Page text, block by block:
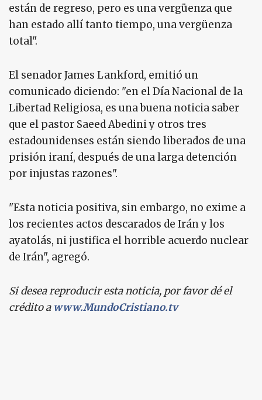
están de regreso, pero es una vergüenza que
han estado allí tanto tiempo, una vergüenza
total".
El senador James Lankford, emitió un
comunicado diciendo: "en el Día Nacional de la
Libertad Religiosa, es una buena noticia saber
que el pastor Saeed Abedini y otros tres
estadounidenses están siendo liberados de una
prisión iraní, después de una larga detención
por injustas razones".
"Esta noticia positiva, sin embargo, no exime a
los recientes actos descarados de Irán y los
ayatolás, ni justifica el horrible acuerdo nuclear
de Irán", agregó.
Si desea reproducir esta noticia, por favor dé el
crédito a www.MundoCristiano.tv